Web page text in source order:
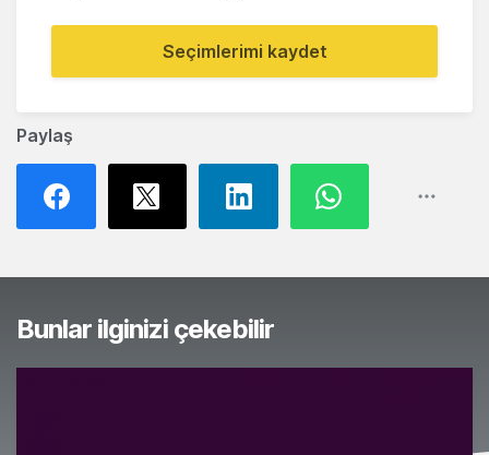
Paylaş
Seçimlerimi kaydet
Bunlar ilginizi çekebilir